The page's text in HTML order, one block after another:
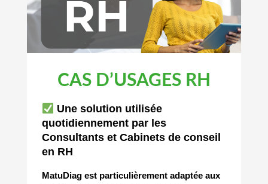
CAS D’USAGES RH
Une solution utilisée
quotidiennement par les
Consultants et Cabinets de conseil
en RH
MatuDiag est particulièrement adaptée aux